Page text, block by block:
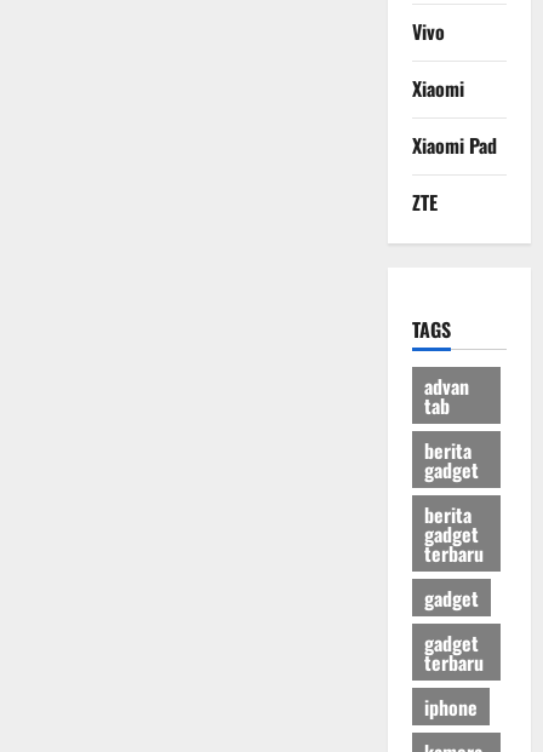
Vivo
Xiaomi
Xiaomi Pad
ZTE
TAGS
advan
tab
berita
gadget
berita
gadget
terbaru
gadget
gadget
terbaru
iphone